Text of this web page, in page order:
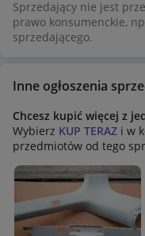
Do pracy spokojnie
C-330, a nawet
Możliwość podłączenia
sprasowania kilku
Cena adekwatna do
505x789x202
Dogadamy się:)
Sprzedający nie jest
prawo konsumenckie,
sprzedającego.
Inne ogłoszenia
Chcesz kupić więcej z
Wybierz KUP TERAZ i w
przedmiotów od tego